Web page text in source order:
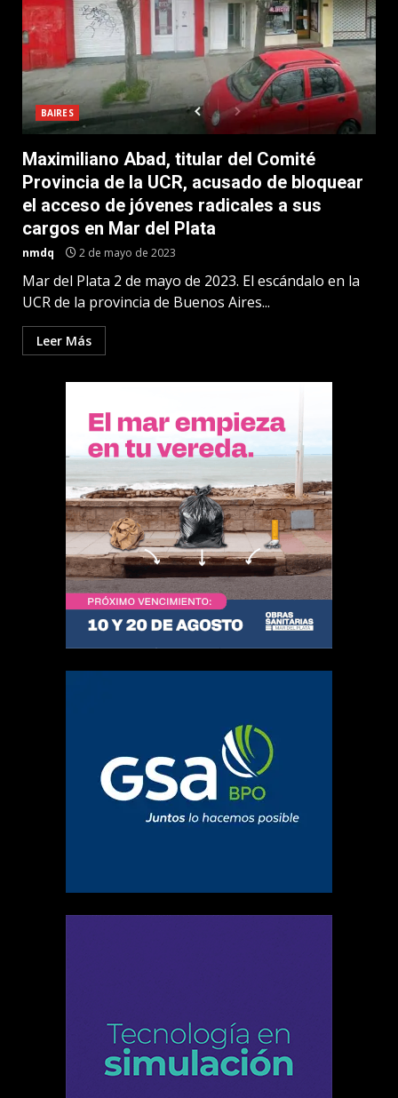
BAIRES
Maximiliano Abad, titular del Comité
Provincia de la UCR, acusado de bloquear
el acceso de jóvenes radicales a sus
cargos en Mar del Plata
nmdq 2 de mayo de 2023
Mar del Plata 2 de mayo de 2023. El escándalo en la
UCR de la provincia de Buenos Aires...
Leer Más